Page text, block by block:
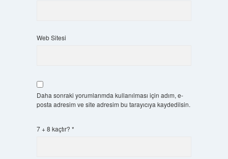
Web Sitesi
Daha sonraki yorumlarımda kullanılması için adım, e-
posta adresim ve site adresim bu tarayıcıya kaydedilsin.
7 + 8 kaçtır? *